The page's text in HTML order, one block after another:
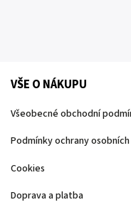
VŠE O NÁKUPU
Všeobecné obchodní
Podmínky ochrany
Cookies
Doprava a platba